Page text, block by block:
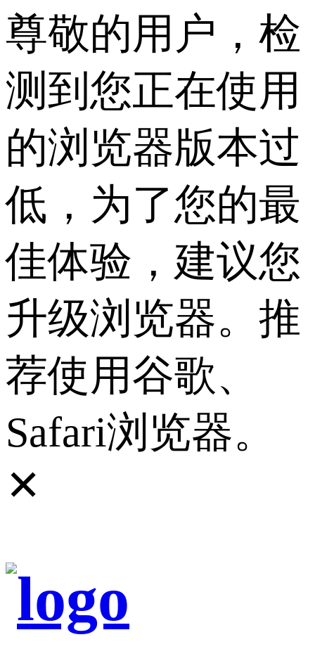
尊敬的用户，检
测到您正在使用
的浏览器版本过
低，为了您的最
佳体验，建议您
升级浏览器。推
荐使用谷歌、
Safari浏览器。
✕